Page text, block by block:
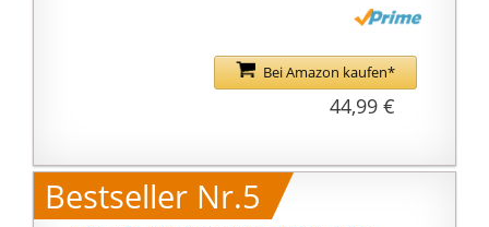
Belastung von bis zu 25
kg problemlos stand
Keine Pedale 4-Rad-
Design; Vollständig
sorgen für die
Sicherheit der
Babyfüße. 135 °
Bei Amazon kaufen*
44,99 €
Bestseller Nr.5